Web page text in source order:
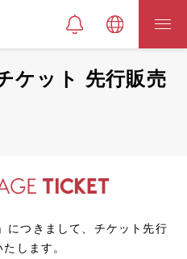
ケット 先行販売
」につきまして、チケット先行
します。